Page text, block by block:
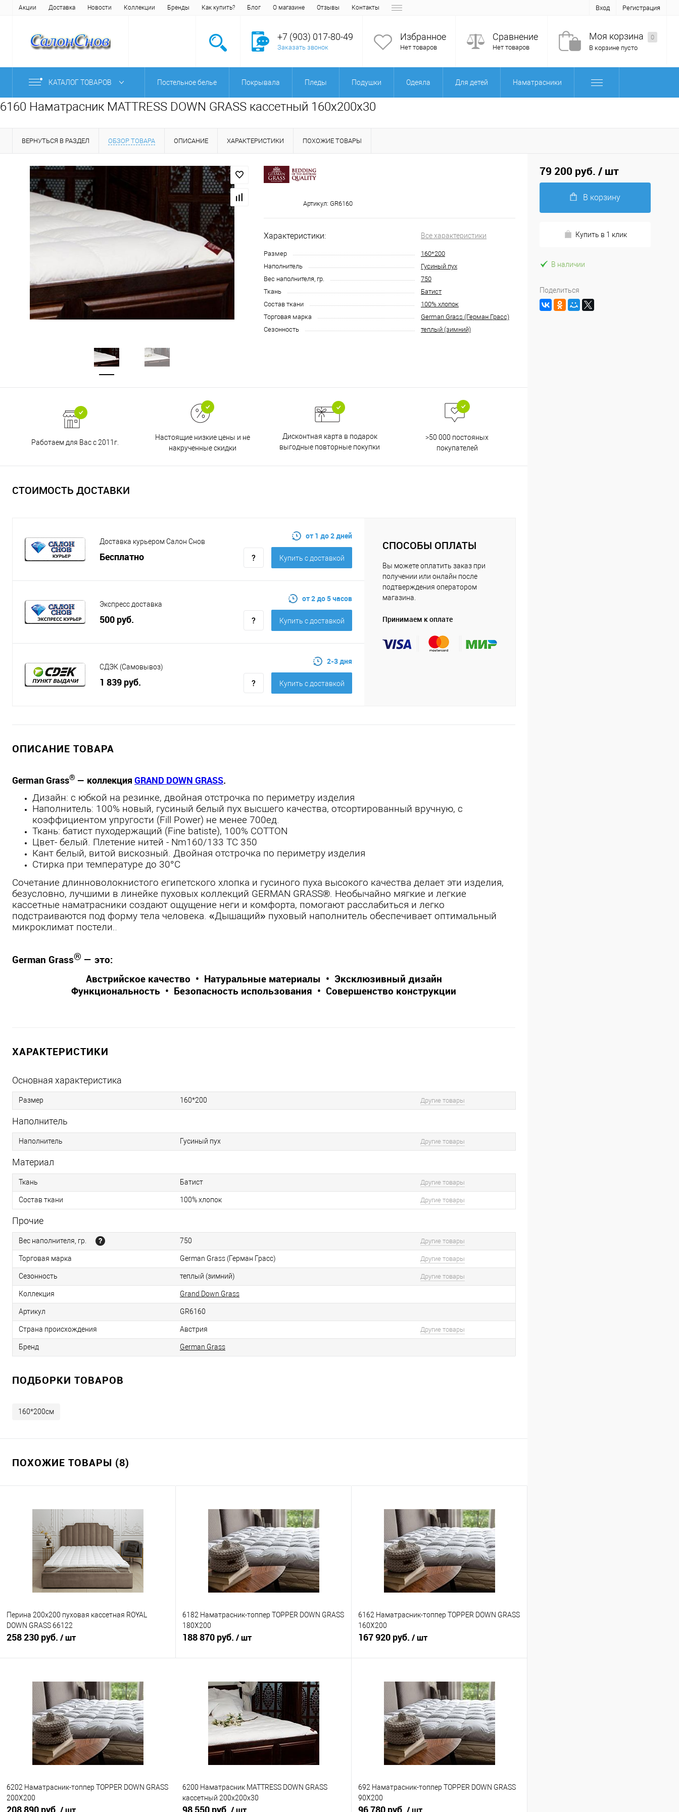
Акции Доставка Новости Коллекции Бренды Как купить? Блог О магазине Отзывы Контакты Вход Регистрация
+7 (903) 017-80-49
Заказать звонок
Избранное
Нет товаров
Сравнение
Нет товаров
Моя корзина
0
В корзине пусто
КАТАЛОГ ТОВАРОВ Постельное белье Покрывала Пледы Подушки Одеяла Для детей Наматрасники
6160 Наматрасник MATTRESS DOWN GRASS кассетный 160х200х30
ВЕРНУТЬСЯ В РАЗДЕЛ ОБЗОР ТОВАРА ОПИСАНИЕ ХАРАКТЕРИСТИКИ ПОХОЖИЕ ТОВАРЫ
Артикул: GR6160
Характеристики: Все характеристики
Размер
160*200
Наполнитель
Гусиный пух
Вес наполнителя, гр.
750
Ткань
Батист
Состав ткани
100% хлопок
Торговая марка
German Grass (Герман Грасс)
Сезонность
теплый (зимний)
Работаем для Вас с 2011г.
Настоящие низкие цены и не
накрученные скидки
Дисконтная карта в подарок
выгодные повторные покупки
>50 000 постояных
покупателей
СТОИМОСТЬ ДОСТАВКИ
Доставка курьером Салон Снов
Бесплатно
от 1 до 2 дней
Купить c доставкой
Экспресс доставка
500 руб.
от 2 до 5 часов
Купить c доставкой
СДЭК (Самовывоз)
1 839 руб.
2-3 дня
Купить c доставкой
СПОСОБЫ ОПЛАТЫ
Вы можете оплатить заказ при
получении или онлайн после
подтверждения оператором
магазина.
Принимаем к оплате
ОПИСАНИЕ ТОВАРА
German Grass® — коллекция GRAND DOWN GRASS.
Дизайн: с юбкой на резинке, двойная отстрочка по периметру изделия
Наполнитель: 100% новый, гусиный белый пух высшего качества, отсортированный вручную, с
коэффициентом упругости (Fill Power) не менее 700ед.
Ткань: батист пуходержащий (Fine batiste), 100% COTTON
Цвет- белый. Плетение нитей - Nm160/133 TC 350
Кант белый, витой вискозный. Двойная отстрочка по периметру изделия
Стирка при температуре до 30°С
Сочетание длинноволокнистого египетского хлопка и гусиного пуха высокого качества делает эти изделия,
безусловно, лучшими в линейке пуховых коллекций GERMAN GRASS®. Необычайно мягкие и легкие
кассетные наматрасники создают ощущение неги и комфорта, помогают расслабиться и легко
подстраиваются под форму тела человека. «Дышащий» пуховый наполнитель обеспечивает оптимальный
микроклимат постели.
German Grass® — это:
Австрийское качество • Натуральные материалы • Эксклюзивный дизайн
Функциональность • Безопасность использования • Совершенство конструкции
ХАРАКТЕРИСТИКИ
Основная характеристика
Размер 160*200 Другие товары
Наполнитель
Наполнитель Гусиный пух Другие товары
Материал
Ткань Батист Другие товары
Состав ткани 100% хлопок Другие товары
Прочие
Вес наполнителя, гр. 750 Другие товары
Торговая марка German Grass (Герман Грасс) Другие товары
Сезонность теплый (зимний) Другие товары
Коллекция Grand Down Grass
Артикул GR6160
Страна происхождения Австрия Другие товары
Бренд German Grass
ПОДБОРКИ ТОВАРОВ
160*200см
ПОХОЖИЕ ТОВАРЫ (8)
Перина 200x200 пуховая кассетная ROYAL
DOWN GRASS 66122
258 230 руб. / шт
Купить в 1 клик
Сравнение
В избранное
В наличии
6182 Наматрасник-топпер TOPPER DOWN GRASS
180Х200
188 870 руб. / шт
Купить в 1 клик
Сравнение
В избранное
В наличии
6162 Наматрасник-топпер TOPPER DOWN GRASS
160Х200
167 920 руб. / шт
Купить в 1 клик
Сравнение
В избранное
В наличии
6202 Наматрасник-топпер TOPPER DOWN GRASS
200Х200
208 890 руб.
6200 Наматрасник MATTRESS DOWN GRASS
кассетный 200х200х30
98 550 руб.
692 Наматрасник-топпер TOPPER DOWN GRASS
90Х200
96 780 руб.
79 200 руб. / шт
В корзину
Купить в 1 клик
В наличии
Поделиться